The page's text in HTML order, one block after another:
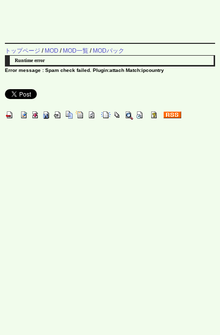
トップページ / MOD / MOD一覧 / MODパック
Runtime error
Error message : Spam check failed. Plugin:attach Match:ipcountry